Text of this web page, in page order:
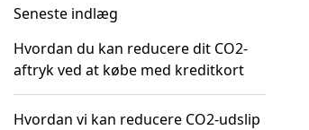
Seneste indlæg
Hvordan du kan reducere dit CO2-
aftryk ved at købe med kreditkort
Hvordan vi kan reducere CO2-udslip